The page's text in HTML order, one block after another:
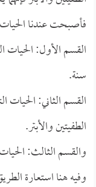
فأصبحت عندنا
القسم الأول: الحيات
سنة.
القسم الثاني: الحيات
الطفيتين والأبتر.
والقسم الثالث:
وفيه هنا استعارة